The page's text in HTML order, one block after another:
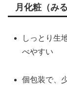
月化粧（み
しっとり生
べやすい
個包装で、